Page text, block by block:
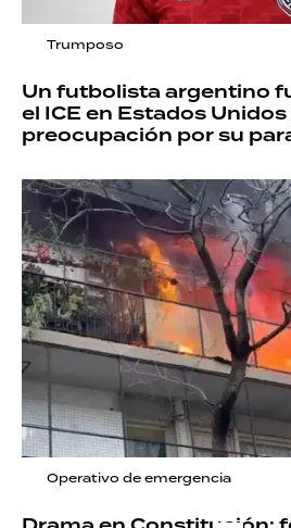
Trumposo
Un futbolista argentino
el ICE en Estados
preocupación por su
Operativo de emergencia